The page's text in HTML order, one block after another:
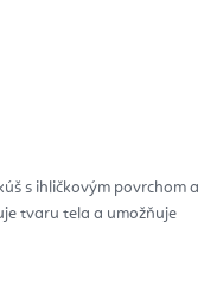
s ihličkovým povrchom a
tvaru tela a umožňuje